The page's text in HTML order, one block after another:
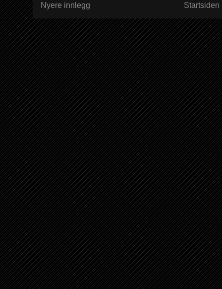
Nyere innlegg Startsiden